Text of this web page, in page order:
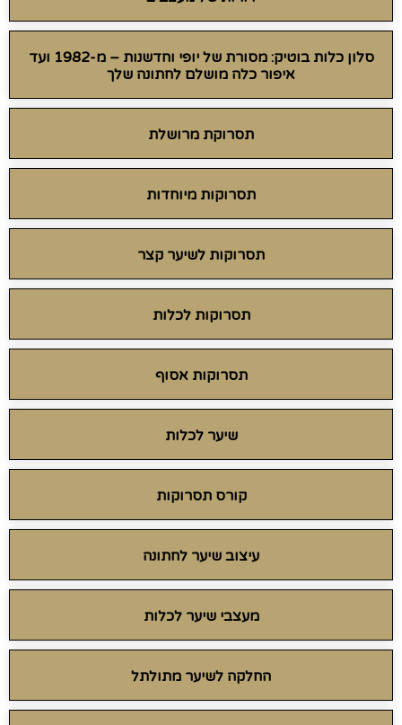
סלון כלות בוטיק: מסורת של יופי וחדשנות – מ-1982 ועד
איפור כלה מושלם לחתונה שלך
תסרוקת מרושלת
תסרוקות מיוחדות
תסרוקות לשיער קצר
תסרוקות לכלות
תסרוקות אסוף
שיער לכלות
קורס תסרוקות
עיצוב שיער לחתונה
מעצבי שיער לכלות
החלקה לשיער מתולתל